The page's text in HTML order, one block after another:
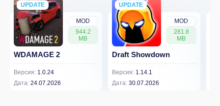
MOD
944.2
MB
UPDATE
NEW
WDAMAGE 2
Версия: 1.0.24
Дата: 24.07.2026
MOD
281.8
MB
UPDATE
NEW
Draft Showdown
Версия: 1.14.1
Дата: 30.07.2026